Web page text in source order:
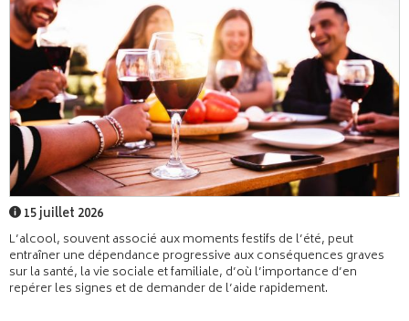
15 juillet 2026
L’alcool, souvent associé aux moments festifs de l’été, peut
entraîner une dépendance progressive aux conséquences graves
sur la santé, la vie sociale et familiale, d’où l’importance d’en
repérer les signes et de demander de l’aide rapidement.